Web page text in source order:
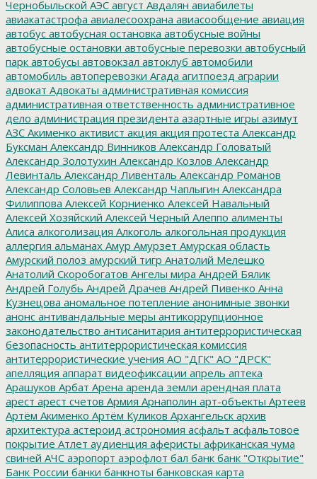
Чернобыльской АЭС август Авдалян авиабилеты
авиакатастрофа авиалесоохрана авиасообщение авиация
автобус автобусная остановка автобусные войны
автобусные остановки автобусные перевозки автобусный
парк автобусы автовокзал автоклуб автомобили
автомобиль автоперевозки Агада агитпоезд аграрии
адвокат Адвокаты административная комиссия
административная ответственность административное
дело администрация президента азартные игры азимут
АЗС Акименко активист акция акция протеста Александр
Буксман Александр Винников Александр Головатый
Александр Золотухин Александр Козлов Александр
Левинталь Александр Ливенталь Александр Романов
Александр Соловьев Александр Чаплыгин Александра
Филиппова Алексей Корниенко Алексей Навальный
Алексей Хозяйский Алексей Черный Алеппо алименты
Алиса алкоголизация Алкоголь алкогольная продукция
аллергия альманах Амур Амурзет Амурская область
Амурский полоз амурский тигр Анатолий Мелешко
Анатолий Скоробогатов Ангелы мира Андрей Бялик
Андрей Голубь Андрей Драчев Андрей Пивенко Анна
Кузнецова аномальное потепление анонимные звонки
анонс антивандальные меры антикоррупционное
законодательство антисанитария антитеррористическая
безопасность антитеррористическая комиссия
антитеррористические учения АО "ДГК" АО "ДРСК"
апелляция аппарат видеофиксации апрель аптека
Арашуков Арбат Арена аренда земли арендная плата
арест арест счетов Армия Арнаполин арт-объекты Артеев
Артём Акименко Артём Куликов Архангельск архив
архитектура астероид астрономия асфальт асфальтовое
покрытие Атлет аудиенция аферисты африканская чума
свиней АЧС аэропорт аэрофлот бал банк банк "Открытие"
Банк России банки банкноты банковская карта